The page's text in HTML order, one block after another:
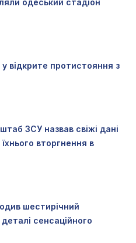
одеський стадіон
відкрите протистояння з
ЗСУ назвав свіжі дані
вторгнення в
шестирічний
сенсаційного